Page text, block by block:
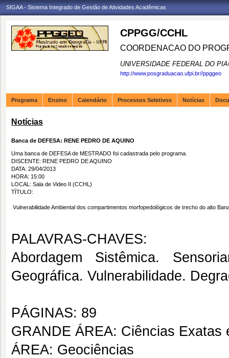
SIGAA - Sistema Integrado de Gestão de Atividades Acadêmicas
CPPGG/CCHL
COORDENACAO DO
UNIVERSIDADE FEDERAL DO
http://www.posgraduacao.ufpi.br//ppggeo
Programa Ensino Calendário Processos Seletivos Notícias
Notícias
Banca de DEFESA: RENE PEDRO DE AQUINO
Uma banca de DEFESA de MESTRADO foi cadastrada pelo programa.
DISCENTE: RENE PEDRO DE AQUINO
DATA: 29/04/2013
HORA: 15:00
LOCAL: Sala de Video II (CCHL)
TÍTULO:
Vulnerabilidade Ambiental dos compartimentos morfopedológicos de trecho do alto
PALAVRAS-CHAVES:
Abordagem Sistêmica.
Geográfica. Vulnerabilidade.
PÁGINAS: 89
GRANDE ÁREA: Ciências Exatas
ÁREA: Geociências